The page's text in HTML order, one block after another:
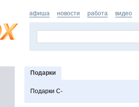
афиша новости работа видео
Подарки
Подарки С-